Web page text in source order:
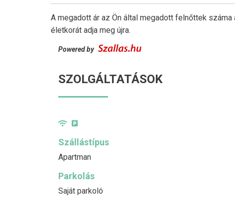
A megadott ár az Ön által megadott felnőttek
életkorát adja meg újra.
Powered by
SZOLGÁLTATÁSOK
Szállástípus
Apartman
Parkolás
Saját parkoló